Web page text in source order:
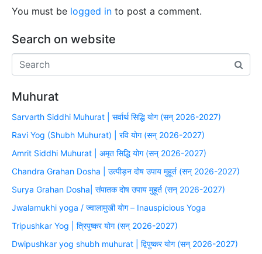
You must be logged in to post a comment.
Search on website
Muhurat
Sarvarth Siddhi Muhurat | सर्वार्थ सिद्धि योग (सन् 2026-2027)
Ravi Yog (Shubh Muhurat) | रवि योग (सन् 2026-2027)
Amrit Siddhi Muhurat | अमृत सिद्धि योग (सन् 2026-2027)
Chandra Grahan Dosha | उत्पीड़न दोष उपाय मुहूर्त (सन् 2026-2027)
Surya Grahan Dosha| संपातक दोष उपाय मुहूर्त (सन् 2026-2027)
Jwalamukhi yoga / ज्वालामुखी योग – Inauspicious Yoga
Tripushkar Yog | त्रिपुष्कर योग (सन् 2026-2027)
Dwipushkar yog shubh muhurat | द्विपुष्कर योग (सन् 2026-2027)